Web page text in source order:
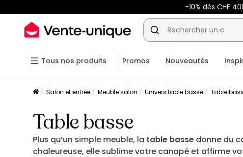
-10% dès CHF
Tous nos produits Promos Nouveautés
Salon et entrée Meuble salon Univers table basse Table
Table basse
Plus qu’un simple meuble, la table basse donne du
chaleureuse, elle sublime votre canapé et affirme